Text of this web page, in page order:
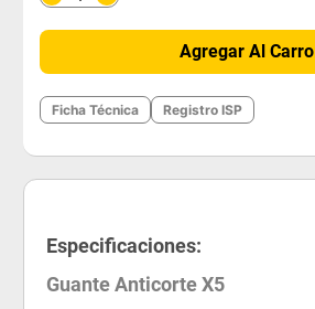
Agregar Al Carro
Ficha Técnica Registro ISP
Especificaciones:
Guante Anticorte X5